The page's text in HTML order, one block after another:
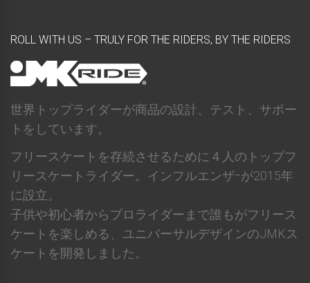
ROLL WITH US – TRULY FOR THE RIDERS, BY THE RIDERS
世界トップライダーが商品の設計、テスト、サポー
トをしています。
フリースケートを存続させるために４人のトップフ
リースケートライダー。インフルエンザｰが2015年
に設立。
子供や初心者からプロライダーまで誰もがフリース
ケートを楽しめる、ユニバーサルデザインのJMKス
ケートを開発しました。